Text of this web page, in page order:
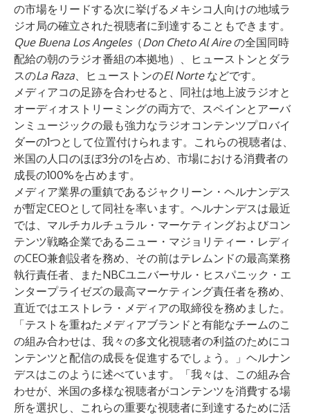
の市場をリードする次に挙げるメキシコ人向けの地域ラ
ジオ局の確立された視聴者に到達することもできます。
Que Buena Los Angeles（Don Cheto Al Aireの全国同時
配給の朝のラジオ番組の本拠地）、ヒューストンとダラ
スのLa Raza、ヒューストンのEl Norteなどです。
メディアコの足跡を合わせると、同社は地上波ラジオと
オーディオストリーミングの両方で、スペインとアーバ
ンミュージックの最も強力なラジオコンテンツプロバイ
ダーの1つとして位置付けられます。これらの視聴者は、
米国の人口のほぼ3分の1を占め、市場における消費者の
成長の100%を占めます。
メディア業界の重鎮であるジャクリーン・ヘルナンデス
が暫定CEOとして同社を率います。ヘルナンデスは最近
では、マルチカルチュラル・マーケティングおよびコン
テンツ戦略企業であるニュー・マジョリティー・レディ
のCEO兼創設者を務め、その前はテレムンドの最高業務
執行責任者、またNBCユニバーサル・ヒスパニック・エ
ンタープライゼズの最高マーケティング責任者を務め、
直近ではエストレラ・メディアの取締役を務めました。
「テストを重ねたメディアブランドと有能なチームのこ
の組み合わせは、我々の多文化視聴者の利益のためにコ
ンテンツと配信の成長を促進するでしょう。」ヘルナン
デスはこのように述べています。「我々は、この組み合
わせが、米国の多様な視聴者がコンテンツを消費する場
所を選択し、これらの重要な視聴者に到達するために活